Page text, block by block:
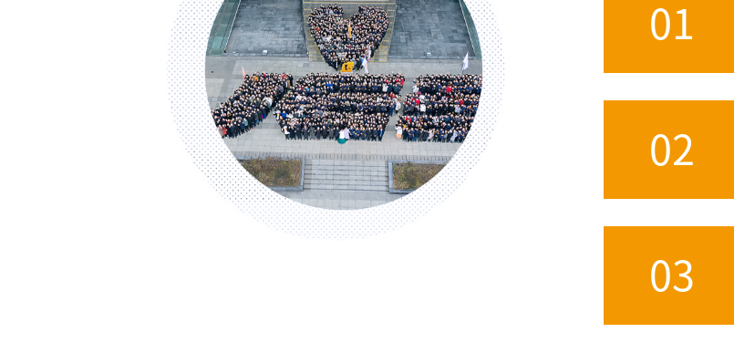
01
02
03